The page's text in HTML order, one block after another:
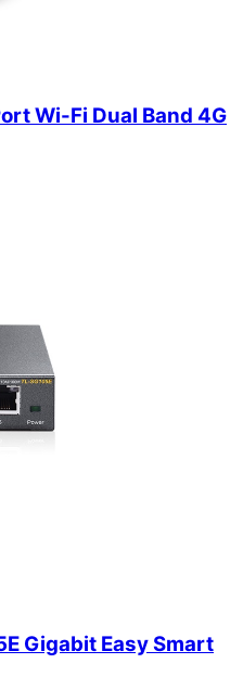
Wi-Fi Dual Band 4G
Gigabit Easy Smart